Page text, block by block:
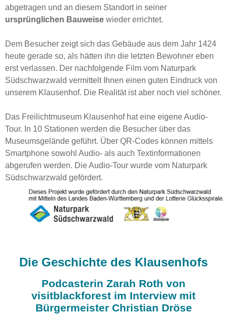
abgetragen und an diesem Standort in seiner
ursprünglichen Bauweise wieder errichtet.
Dem Besucher zeigt sich das Gebäude aus dem Jahr 1424
heute gerade so, als hätten ihn die letzten Bewohner eben
erst verlassen. Der nachfolgende Film vom Naturpark
Südschwarzwald vermittelt Ihnen einen guten Eindruck von
unserem Klausenhof. Die Realität ist aber noch viel schöner.
Das Freilichtmuseum Klausenhof hat eine eigene Audio-
Tour. In 10 Stationen werden die Besucher über das
Museumsgelände geführt. Über QR-Codes können mittels
Smartphone sowohl Audio- als auch Textinformationen
abgerufen werden. Die Audio-Tour wurde vom Naturpark
Südschwarzwald gefördert.
Die Geschichte des Klausenhofs
Podcasterin Zarah Roth von
visitblackforest im Interview mit
Bürgermeister Christian Dröse